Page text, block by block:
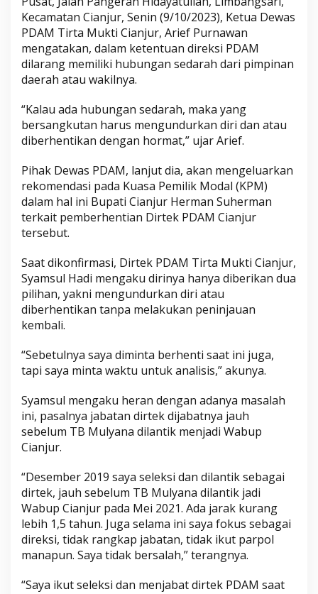
Kecamatan Cianjur, Senin (9/10/2023), Ketua Dewas
PDAM Tirta Mukti Cianjur, Arief Purnawan
mengatakan, dalam ketentuan direksi PDAM
dilarang memiliki hubungan sedarah dari pimpinan
daerah atau wakilnya.
“Kalau ada hubungan sedarah, maka yang
bersangkutan harus mengundurkan diri dan atau
diberhentikan dengan hormat,” ujar Arief.
Pihak Dewas PDAM, lanjut dia, akan mengeluarkan
rekomendasi pada Kuasa Pemilik Modal (KPM)
dalam hal ini Bupati Cianjur Herman Suherman
terkait pemberhentian Dirtek PDAM Cianjur
tersebut.
Saat dikonfirmasi, Dirtek PDAM Tirta Mukti Cianjur,
Syamsul Hadi mengaku dirinya hanya diberikan dua
pilihan, yakni mengundurkan diri atau
diberhentikan tanpa melakukan peninjauan
kembali.
“Sebetulnya saya diminta berhenti saat ini juga,
tapi saya minta waktu untuk analisis,” akunya.
Syamsul mengaku heran dengan adanya masalah
ini, pasalnya jabatan dirtek dijabatnya jauh
sebelum TB Mulyana dilantik menjadi Wabup
Cianjur.
“Desember 2019 saya seleksi dan dilantik sebagai
dirtek, jauh sebelum TB Mulyana dilantik jadi
Wabup Cianjur pada Mei 2021. Ada jarak kurang
lebih 1,5 tahun. Juga selama ini saya fokus sebagai
direksi, tidak rangkap jabatan, tidak ikut parpol
manapun. Saya tidak bersalah,” terangnya.
“Saya ikut seleksi dan menjabat dirtek PDAM saat